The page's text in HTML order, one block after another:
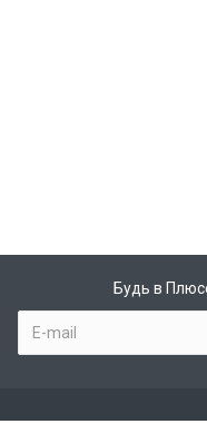
Будь в